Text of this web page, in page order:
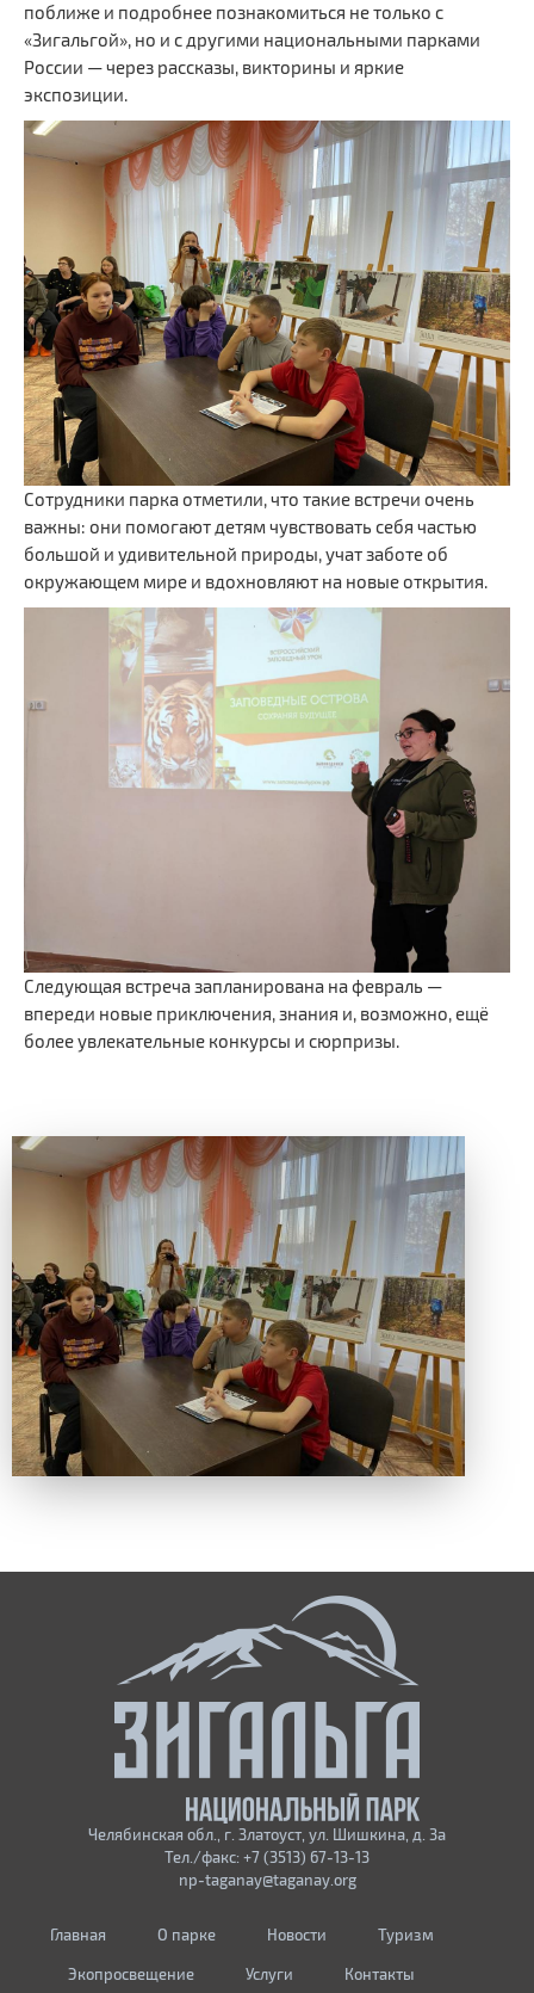
поближе и подробнее познакомиться не только с
«Зигальгой», но и с другими национальными парками
России — через рассказы, викторины и яркие
экспозиции.
Сотрудники парка отметили, что такие встречи очень
важны: они помогают детям чувствовать себя частью
большой и удивительной природы, учат заботе об
окружающем мире и вдохновляют на новые открытия.
Следующая встреча запланирована на февраль —
впереди новые приключения, знания и, возможно, ещё
более увлекательные конкурсы и сюрпризы.
Челябинская обл., г. Златоуст, ул. Шишкина, д. 3а
Тел./факс: +7 (3513) 67-13-13
np-taganay@taganay.org
Главная О парке Новости Туризм
Экопросвещение Услуги Контакты